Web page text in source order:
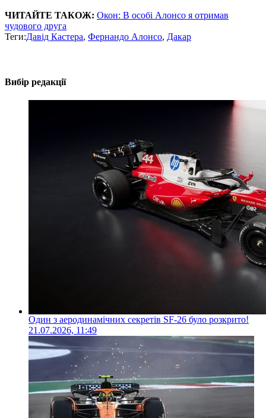
ЧИТАЙТЕ ТАКОЖ: Окон: В особі Алонсо я отримав
чудового друга
Теги:Давід Кастера, Фернандо Алонсо, Дакар
Вибір редакції
Один з аеродинамічних секретів SF-26 було розкрито!
21.07.2026, 11:49